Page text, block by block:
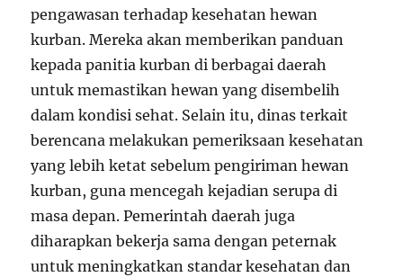
pengawasan terhadap kesehatan hewan
kurban. Mereka akan memberikan panduan
kepada panitia kurban di berbagai daerah
untuk memastikan hewan yang disembelih
dalam kondisi sehat. Selain itu, dinas terkait
berencana melakukan pemeriksaan kesehatan
yang lebih ketat sebelum pengiriman hewan
kurban, guna mencegah kejadian serupa di
masa depan. Pemerintah daerah juga
diharapkan bekerja sama dengan peternak
untuk meningkatkan standar kesehatan dan